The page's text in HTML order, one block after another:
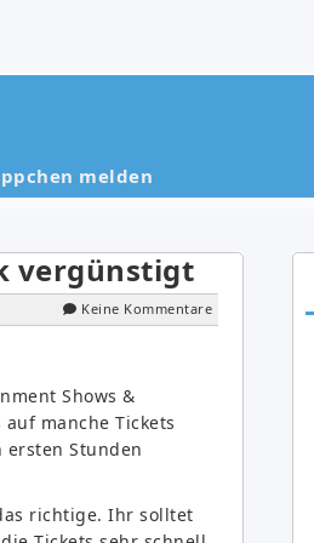
melden
vergünstigt
Keine Kommentare
Shows &
manche Tickets
ersten Stunden
richtige. Ihr solltet